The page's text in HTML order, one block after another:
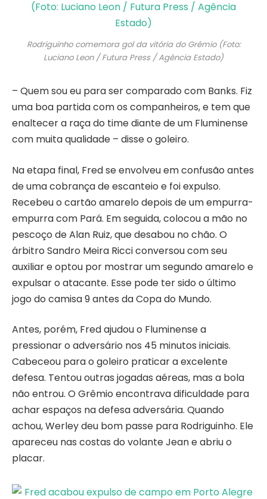
Rodriguinho comemora gol da vitória do Grêmio (Foto:
Luciano Leon / Futura Press / Agência Estado)
– Quem sou eu para ser comparado com Banks. Fiz
uma boa partida com os companheiros, e tem que
enaltecer a raça do time diante de um Fluminense
com muita qualidade – disse o goleiro.
Na etapa final, Fred se envolveu em confusão antes
de uma cobrança de escanteio e foi expulso.
Recebeu o cartão amarelo depois de um empurra-
empurra com Pará. Em seguida, colocou a mão no
pescoço de Alan Ruiz, que desabou no chão. O
árbitro Sandro Meira Ricci conversou com seu
auxiliar e optou por mostrar um segundo amarelo e
expulsar o atacante. Esse pode ter sido o último
jogo do camisa 9 antes da Copa do Mundo.
Antes, porém, Fred ajudou o Fluminense a
pressionar o adversário nos 45 minutos iniciais.
Cabeceou para o goleiro praticar a excelente
defesa. Tentou outras jogadas aéreas, mas a bola
não entrou. O Grêmio encontrava dificuldade para
achar espaços na defesa adversária. Quando
achou, Werley deu bom passe para Rodriguinho. Ele
apareceu nas costas do volante Jean e abriu o
placar.